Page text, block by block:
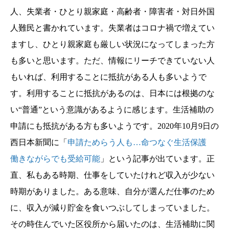
人、失業者・ひとり親家庭・高齢者・障害者・対日外国
人難民と書かれています。失業者はコロナ禍で増えてい
ますし、ひとり親家庭も厳しい状況になってしまった方
も多いと思います。ただ、情報にリーチできていない人
もいれば、利用することに抵抗がある人も多いようで
す。利用することに抵抗があるのは、日本には根拠のな
い“普通”という意識があるように感じます。生活補助の
申請にも抵抗がある方も多いようです。2020年10月9日の
西日本新聞に「 申請ためらう人も…命つなぐ生活保護
働きながらでも受給可能 」という記事が出ています。正
直、私もある時期、仕事をしていたけれど収入が少ない
時期がありました。ある意味、自分が選んだ仕事のため
に、収入が減り貯金を食いつぶしてしまっていました。
その時住んでいた区役所から届いたのは、生活補助に関